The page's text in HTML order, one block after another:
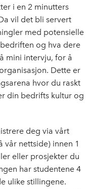
i en 2 minutters
vil det bli servert
med potensielle
og hva dere
mini intervju, for å
Dette er
hvor du raskt
din bedrifts kultur og
deg via vårt
nettside) innen 1
eller prosjekter du
har studentene 4
ulike stillingene.